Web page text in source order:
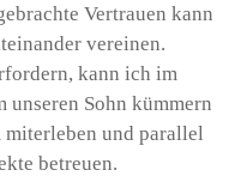
Vertrauen kann
vereinen.
kann ich im
Sohn kümmern
und parallel
betreuen.